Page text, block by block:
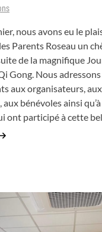
nous avons eu le
Parents Roseau un
de la magnifique
Gong. Nous
aux organisateurs, aux
bénévoles ainsi
ont participé à cette